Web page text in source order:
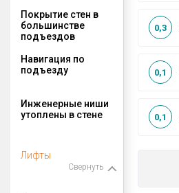
Покрытие стен в
большинстве
подъездов
0,3
Навигация по
подъезду
0,1
Инженерные ниши
утоплены в стене
0,1
Лифты
Свернуть